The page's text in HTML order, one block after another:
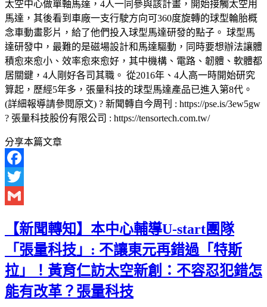
太空中心做單軸馬達，4人一同參與該計畫，開始接觸太空用
馬達，其後看到車廠一支行駛方向可360度旋轉的球型輪胎概
念車動畫影片，給了他們投入球型馬達研發的點子。 球型馬
達研發中，最難的是磁場設計和馬達驅動，同時要想辦法讓體
積愈來愈小、效率愈來愈好，其中機構、電路、韌體、軟體都
居關鍵，4人剛好各司其職。 從2016年、4人高一時開始研究
算起，歷經5年多，張量科技的球型馬達產品已進入第8代。
(詳細報導請參閱原文) ? 新聞轉自今周刊 : https://pse.is/3ew5gw
? 張量科技股份有限公司 : https://tensortech.com.tw/
分享本篇文章
Facebook
Twitter
【新聞轉知】本中心輔導U-start團隊
「張量科技」: 不讓東元再錯過「特斯
拉」！黃育仁訪太空新創：不容忍犯錯怎
能有改革？張量科技